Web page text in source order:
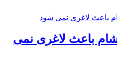
باعث لاغری نمی